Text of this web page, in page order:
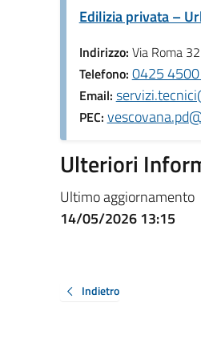
Edilizia privata –
Indirizzo: Via Roma 32
Telefono: 0425
Email:
PEC:
Ulteriori
Ultimo aggiornamento
14/05/2026 13:15
Indietro